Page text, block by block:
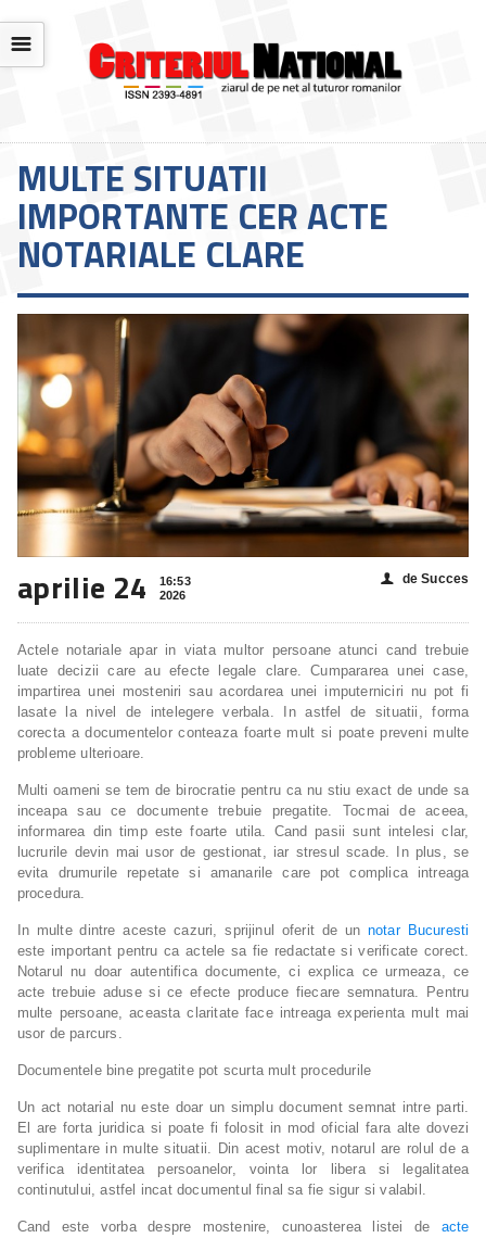
☰
MULTE SITUATII
IMPORTANTE CER ACTE
NOTARIALE CLARE
aprilie 24
16:53
2026
👤 de Succes
Actele notariale apar in viata multor persoane atunci cand trebuie
luate decizii care au efecte legale clare. Cumpararea unei case,
impartirea unei mosteniri sau acordarea unei imputerniciri nu pot fi
lasate la nivel de intelegere verbala. In astfel de situatii, forma
corecta a documentelor conteaza foarte mult si poate preveni multe
probleme ulterioare.
Multi oameni se tem de birocratie pentru ca nu stiu exact de unde sa
inceapa sau ce documente trebuie pregatite. Tocmai de aceea,
informarea din timp este foarte utila. Cand pasii sunt intelesi clar,
lucrurile devin mai usor de gestionat, iar stresul scade. In plus, se
evita drumurile repetate si amanarile care pot complica intreaga
procedura.
In multe dintre aceste cazuri, sprijinul oferit de un notar Bucuresti
este important pentru ca actele sa fie redactate si verificate corect.
Notarul nu doar autentifica documente, ci explica ce urmeaza, ce
acte trebuie aduse si ce efecte produce fiecare semnatura. Pentru
multe persoane, aceasta claritate face intreaga experienta mult mai
usor de parcurs.
Documentele bine pregatite pot scurta mult procedurile
Un act notarial nu este doar un simplu document semnat intre parti.
El are forta juridica si poate fi folosit in mod oficial fara alte dovezi
suplimentare in multe situatii. Din acest motiv, notarul are rolul de a
verifica identitatea persoanelor, vointa lor libera si legalitatea
continutului, astfel incat documentul final sa fie sigur si valabil.
Cand este vorba despre mostenire, cunoasterea listei de acte